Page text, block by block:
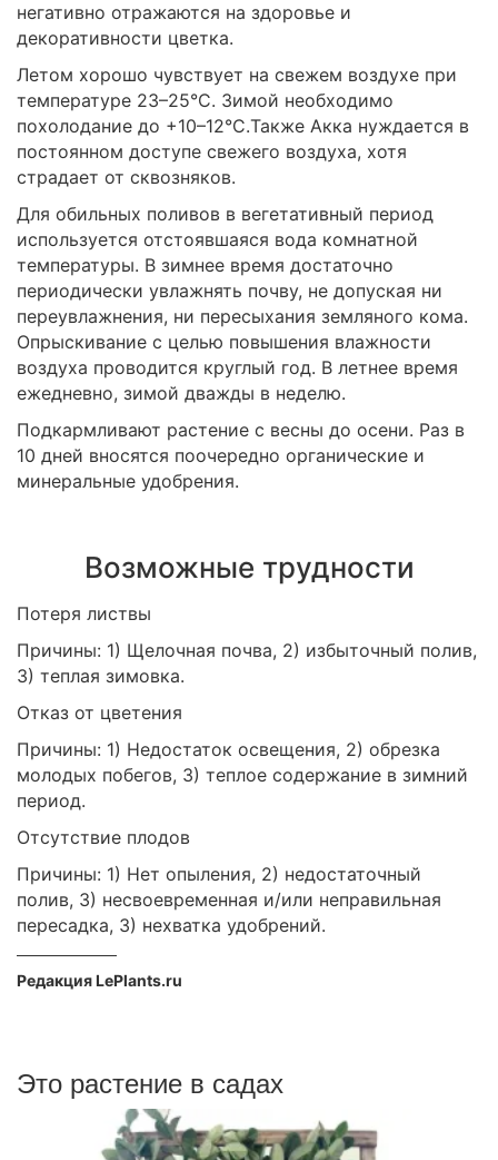
негативно отражаются на здоровье и
декоративности цветка.
Летом хорошо чувствует на свежем воздухе при
температуре 23–25°C. Зимой необходимо
похолодание до +10–12°C.Также Акка нуждается в
постоянном доступе свежего воздуха, хотя
страдает от сквозняков.
Для обильных поливов в вегетативный период
используется отстоявшаяся вода комнатной
температуры. В зимнее время достаточно
периодически увлажнять почву, не допуская ни
переувлажнения, ни пересыхания земляного кома.
Опрыскивание с целью повышения влажности
воздуха проводится круглый год. В летнее время
ежедневно, зимой дважды в неделю.
Подкармливают растение с весны до осени. Раз в
10 дней вносятся поочередно органические и
минеральные удобрения.
Возможные трудности
Потеря листвы
Причины: 1) Щелочная почва, 2) избыточный полив,
3) теплая зимовка.
Отказ от цветения
Причины: 1) Недостаток освещения, 2) обрезка
молодых побегов, 3) теплое содержание в зимний
период.
Отсутствие плодов
Причины: 1) Нет опыления, 2) недостаточный
полив, 3) несвоевременная и/или неправильная
пересадка, 3) нехватка удобрений.
Редакция LePlants.ru
Это растение в садах